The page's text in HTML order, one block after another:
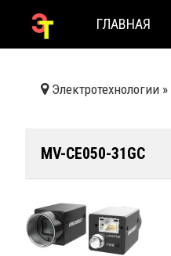
ГЛАВНАЯ
Электротехнологии »
MV-CE050-31GC